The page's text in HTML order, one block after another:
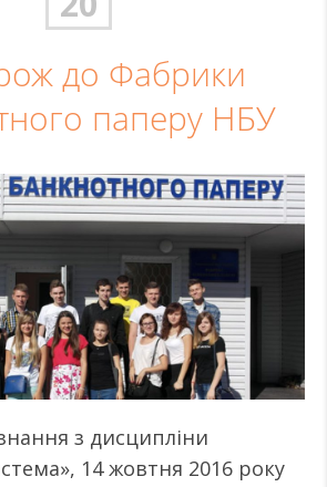
до Фабрики
паперу НБУ
з дисципліни
14 жовтня 2016 року